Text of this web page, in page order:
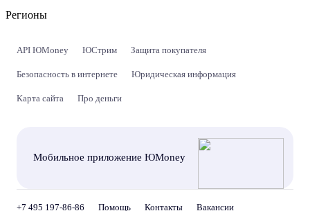
Регионы
API ЮMoney ЮСтрим Защита покупателя
Безопасность в интернете Юридическая информация
Карта сайта Про деньги
Мобильное приложение ЮMoney
+7 495 197-86-86 Помощь Контакты Вакансии